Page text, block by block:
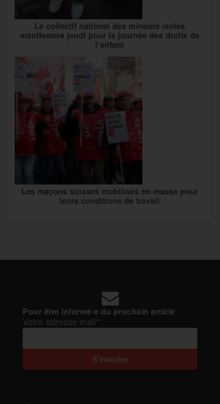
Le collectif national des mineurs isolés
manifestera jeudi pour la journée des droits de
l’enfant
Les maçons suisses mobilisés en masse pour
leurs conditions de travail
Pour être informé·e du prochain article
Votre adresse mail*